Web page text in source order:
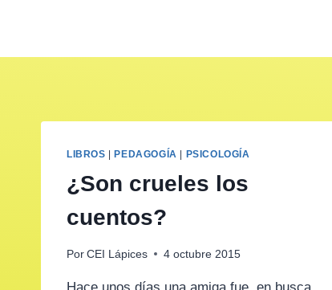
LIBROS PEDAGOGÍA PSICOLOGÍA
¿Son crueles los
cuentos?
Por CEI Lápices 4 octubre 2015
Hace unos días una amiga fue en busca